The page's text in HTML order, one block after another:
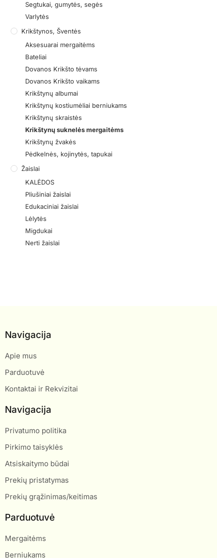
Segtukai, gumytės, segės
Varlytės
Krikštynos, Šventės
Aksesuarai mergaitėms
Bateliai
Dovanos Krikšto tėvams
Dovanos Krikšto vaikams
Krikštynų albumai
Krikštynų kostiumėliai berniukams
Krikštynų skraistės
Krikštynų suknelės mergaitėms
Krikštynų žvakės
Pėdkelnės, kojinytės, tapukai
Žaislai
KALĖDOS
Pliušiniai žaislai
Edukaciniai žaislai
Lėlytės
Migdukai
Nerti žaislai
Navigacija
Apie mus
Parduotuvė
Kontaktai ir Rekvizitai
Navigacija
Privatumo politika
Pirkimo taisyklės
Atsiskaitymo būdai
Prekių pristatymas
Prekių grąžinimas/keitimas
Parduotuvė
Mergaitėms
Berniukams